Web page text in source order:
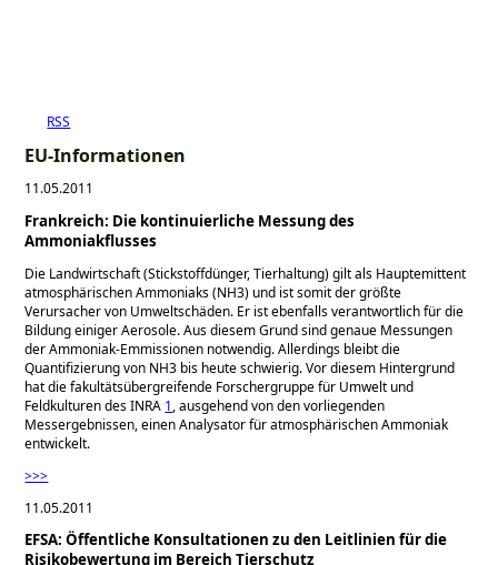
RSS
EU-Informationen
11.05.2011
Frankreich: Die kontinuierliche Messung des
Ammoniakflusses
Die Landwirtschaft (Stickstoffdünger, Tierhaltung) gilt als Hauptemittent
atmosphärischen Ammoniaks (NH3) und ist somit der größte
Verursacher von Umweltschäden. Er ist ebenfalls verantwortlich für die
Bildung einiger Aerosole. Aus diesem Grund sind genaue Messungen
der Ammoniak-Emmissionen notwendig. Allerdings bleibt die
Quantifizierung von NH3 bis heute schwierig. Vor diesem Hintergrund
hat die fakultätsübergreifende Forschergruppe für Umwelt und
Feldkulturen des INRA 1, ausgehend von den vorliegenden
Messergebnissen, einen Analysator für atmosphärischen Ammoniak
entwickelt.
>>>
11.05.2011
EFSA: Öffentliche Konsultationen zu den Leitlinien für die
Risikobewertung im Bereich Tierschutz